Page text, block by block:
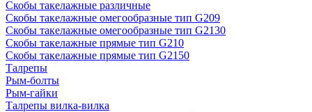
Скобы такелажные различные
Скобы такелажные омегообразные тип G209
Скобы такелажные омегообразные тип G2130
Скобы такелажные прямые тип G210
Скобы такелажные прямые тип G2150
Талрепы
Рым-болты
Рым-гайки
Талрепы вилка-вилка